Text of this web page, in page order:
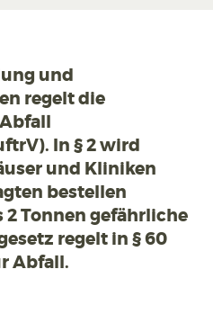
und
regelt die
In § 2 wird
und Kliniken
bestellen
Tonnen gefährliche
regelt in § 60
Abfall.